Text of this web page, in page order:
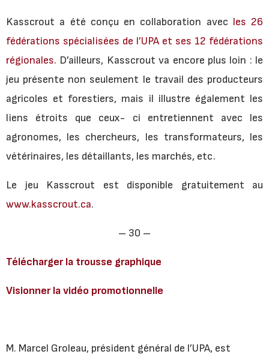
Kasscrout a été conçu en collaboration avec les 26
fédérations spécialisées de l’UPA et ses 12 fédérations
régionales. D’ailleurs, Kasscrout va encore plus loin : le
jeu présente non seulement le travail des producteurs
agricoles et forestiers, mais il illustre également les
liens étroits que ceux- ci entretiennent avec les
agronomes, les chercheurs, les transformateurs, les
vétérinaires, les détaillants, les marchés, etc.
Le jeu Kasscrout est disponible gratuitement au
www.kasscrout.ca.
– 30 –
Télécharger la trousse graphique
Visionner la vidéo promotionnelle
M. Marcel Groleau, président général de l’UPA, est